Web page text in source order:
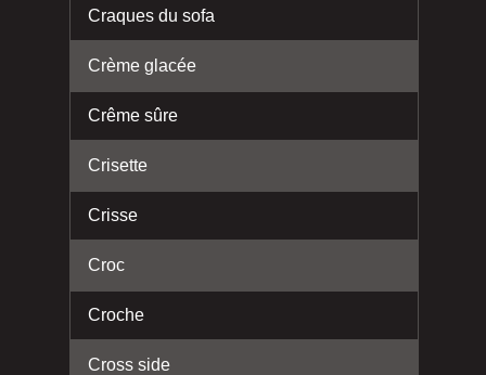
Craques du sofa
Crème glacée
Crême sûre
Crisette
Crisse
Croc
Croche
Cross side